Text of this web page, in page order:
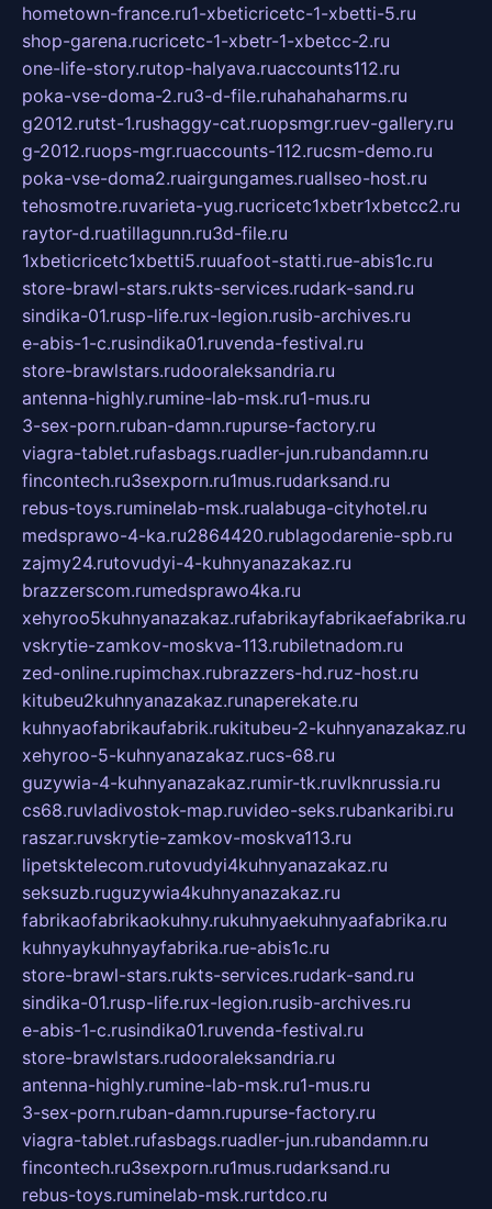
hometown-france.ru1-xbeticricetc-1-xbetti-5.ru
shop-garena.rucricetc-1-xbetr-1-xbetcc-2.ru
one-life-story.rutop-halyava.ruaccounts112.ru
poka-vse-doma-2.ru3-d-file.ruhahahaharms.ru
g2012.rutst-1.rushaggy-cat.ruopsmgr.ruev-gallery.ru
g-2012.ruops-mgr.ruaccounts-112.rucsm-demo.ru
poka-vse-doma2.ruairgungames.ruallseo-host.ru
tehosmotre.ruvarieta-yug.rucricetc1xbetr1xbetcc2.ru
raytor-d.ruatillagunn.ru3d-file.ru
1xbeticricetc1xbetti5.ruuafoot-statti.rue-abis1c.ru
store-brawl-stars.rukts-services.rudark-sand.ru
sindika-01.rusp-life.rux-legion.rusib-archives.ru
e-abis-1-c.rusindika01.ruvenda-festival.ru
store-brawlstars.rudooraleksandria.ru
antenna-highly.rumine-lab-msk.ru1-mus.ru
3-sex-porn.ruban-damn.rupurse-factory.ru
viagra-tablet.rufasbags.ruadler-jun.rubandamn.ru
fincontech.ru3sexporn.ru1mus.rudarksand.ru
rebus-toys.ruminelab-msk.rualabuga-cityhotel.ru
medsprawo-4-ka.ru2864420.rublagodarenie-spb.ru
zajmy24.rutovudyi-4-kuhnyanazakaz.ru
brazzerscom.rumedsprawo4ka.ru
xehyroo5kuhnyanazakaz.rufabrikayfabrikaefabrika.ru
vskrytie-zamkov-moskva-113.rubiletnadom.ru
zed-online.rupimchax.rubrazzers-hd.ruz-host.ru
kitubeu2kuhnyanazakaz.runaperekate.ru
kuhnyaofabrikaufabrik.rukitubeu-2-kuhnyanazakaz.ru
xehyroo-5-kuhnyanazakaz.rucs-68.ru
guzywia-4-kuhnyanazakaz.rumir-tk.ruvlknrussia.ru
cs68.ruvladivostok-map.ruvideo-seks.rubankaribi.ru
raszar.ruvskrytie-zamkov-moskva113.ru
lipetsktelecom.rutovudyi4kuhnyanazakaz.ru
seksuzb.ruguzywia4kuhnyanazakaz.ru
fabrikaofabrikaokuhny.rukuhnyaekuhnyaafabrika.ru
kuhnyaykuhnyayfabrika.rue-abis1c.ru
store-brawl-stars.rukts-services.rudark-sand.ru
sindika-01.rusp-life.rux-legion.rusib-archives.ru
e-abis-1-c.rusindika01.ruvenda-festival.ru
store-brawlstars.rudooraleksandria.ru
antenna-highly.rumine-lab-msk.ru1-mus.ru
3-sex-porn.ruban-damn.rupurse-factory.ru
viagra-tablet.rufasbags.ruadler-jun.rubandamn.ru
fincontech.ru3sexporn.ru1mus.rudarksand.ru
rebus-toys.ruminelab-msk.rurtdco.ru